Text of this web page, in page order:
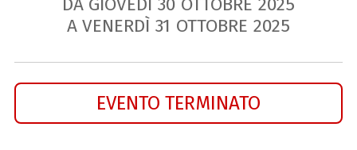
A VENERDÌ 31 OTTOBRE 2025
EVENTO TERMINATO